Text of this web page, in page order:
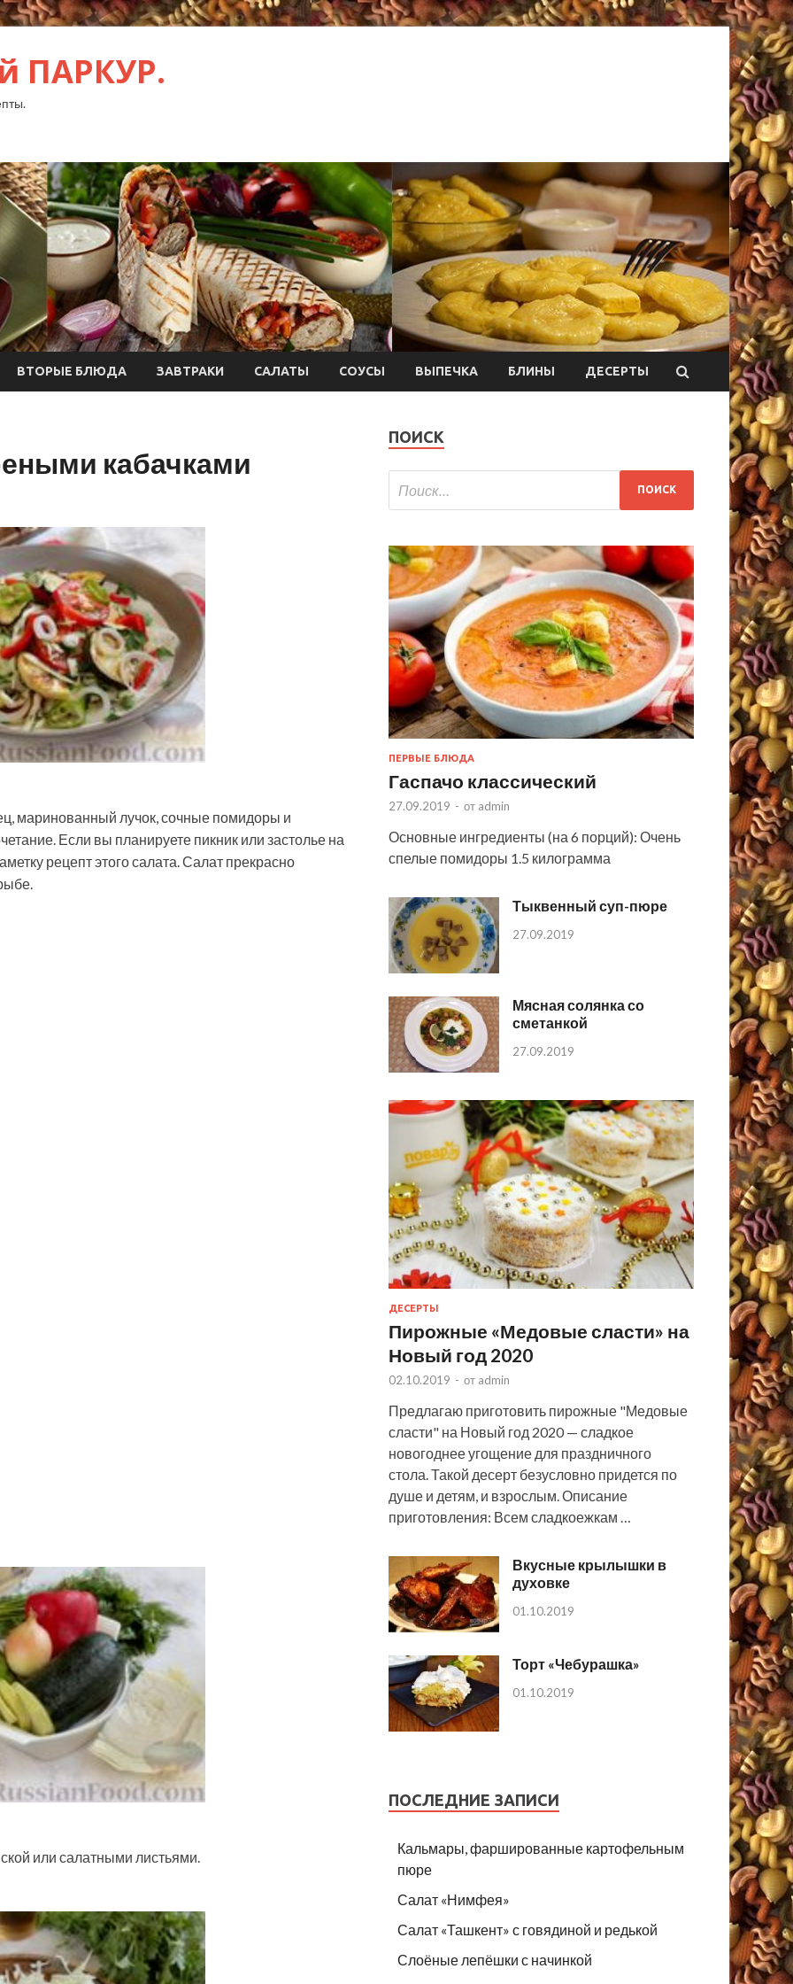
ПАРКУР.
ВТОРЫЕ БЛЮДА ЗАВТРАКИ САЛАТЫ СОУСЫ ВЫПЕЧКА БЛИНЫ ДЕСЕРТЫ
кабачками
маринованный лучок, сочные помидоры и
Если вы планируете пикник или застолье на
рецептэтого салата. Салат прекрасно
или салатными листьями.
ПОИСК
ПЕРВЫЕ БЛЮДА
Гаспачо классический
27.09.2019 - от admin
Основные ингредиенты (на 6 порций): Очень
спелые помидоры 1.5 килограмма
Тыквенный суп-пюре
27.09.2019
Мясная солянка со
сметанкой
27.09.2019
ДЕСЕРТЫ
Пирожные «Медовые сласти» на
Новый год 2020
02.10.2019 - от admin
Предлагаю приготовить пирожные "Медовые
сласти" на Новый год 2020 — сладкое
новогоднее угощение для праздничного
стола. Такой десерт безусловно придется по
душе и детям, и взрослым. Описание
приготовления: Всем сладкоежкам …
Вкусные крылышки в
духовке
01.10.2019
Торт «Чебурашка»
01.10.2019
ПОСЛЕДНИЕ ЗАПИСИ
Кальмары, фаршированные картофельным
пюре
Салат «Нимфея»
Салат «Ташкент» с говядиной и редькой
Слоёные лепёшки с начинкой